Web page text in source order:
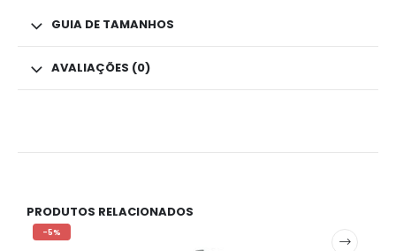
GUIA DE TAMANHOS
AVALIAÇÕES (0)
PRODUTOS RELACIONADOS
-5%